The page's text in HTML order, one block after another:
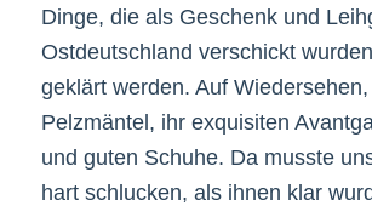
Dinge, die als Geschenk und
Ostdeutschland verschickt
geklärt werden. Auf
Pelzmäntel, ihr exquisiten
und guten Schuhe. Da musste
hart schlucken, als ihnen klar